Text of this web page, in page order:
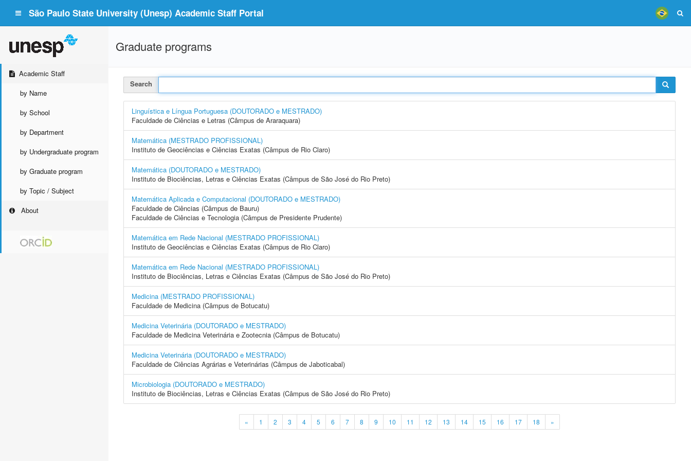
São Paulo State University (Unesp) Academic Staff Portal
Academic Staff
by Name
by School
by Department
by Undergraduate program
by Graduate program
by Topic / Subject
About
Graduate programs
Search
Linguística e Língua Portuguesa (DOUTORADO e MESTRADO)
Faculdade de Ciências e Letras (Câmpus de Araraquara)
Matemática (MESTRADO PROFISSIONAL)
Instituto de Geociências e Ciências Exatas (Câmpus de Rio Claro)
Matemática (DOUTORADO e MESTRADO)
Instituto de Biociências, Letras e Ciências Exatas (Câmpus de São José do Rio Preto)
Matemática Aplicada e Computacional (DOUTORADO e MESTRADO)
Faculdade de Ciências (Câmpus de Bauru)
Faculdade de Ciências e Tecnologia (Câmpus de Presidente Prudente)
Matemática em Rede Nacional (MESTRADO PROFISSIONAL)
Instituto de Geociências e Ciências Exatas (Câmpus de Rio Claro)
Matemática em Rede Nacional (MESTRADO PROFISSIONAL)
Instituto de Biociências, Letras e Ciências Exatas (Câmpus de São José do Rio Preto)
Medicina (MESTRADO PROFISSIONAL)
Faculdade de Medicina (Câmpus de Botucatu)
Medicina Veterinária (DOUTORADO e MESTRADO)
Faculdade de Medicina Veterinária e Zootecnia (Câmpus de Botucatu)
Medicina Veterinária (DOUTORADO e MESTRADO)
Faculdade de Ciências Agrárias e Veterinárias (Câmpus de Jaboticabal)
Microbiologia (DOUTORADO e MESTRADO)
Instituto de Biociências, Letras e Ciências Exatas (Câmpus de São José do Rio Preto)
« 1 2 3 4 5 6 7 8 9 10 11 12 13 14 15 16 17 18 »